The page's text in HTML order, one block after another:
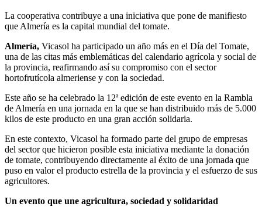
La cooperativa contribuye a una iniciativa que pone de manifiesto
que Almería es la capital mundial del tomate.
Almería, Vicasol ha participado un año más en el Día del Tomate,
una de las citas más emblemáticas del calendario agrícola y social de
la provincia, reafirmando así su compromiso con el sector
hortofrutícola almeriense y con la sociedad.
Este año se ha celebrado la 12ª edición de este evento en la Rambla
de Almería en una jornada en la que se han distribuido más de 5.000
kilos de este producto en una gran acción solidaria.
En este contexto, Vicasol ha formado parte del grupo de empresas
del sector que hicieron posible esta iniciativa mediante la donación
de tomate, contribuyendo directamente al éxito de una jornada que
puso en valor el producto estrella de la provincia y el esfuerzo de sus
agricultores.
Un evento que une agricultura, sociedad y solidaridad